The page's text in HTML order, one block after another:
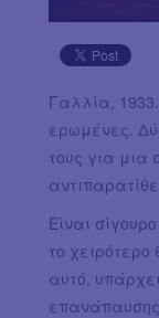
Γαλλία,
ερωμένες.
τους για μια
Είναι
το
αυτό,
επανάπαυσης